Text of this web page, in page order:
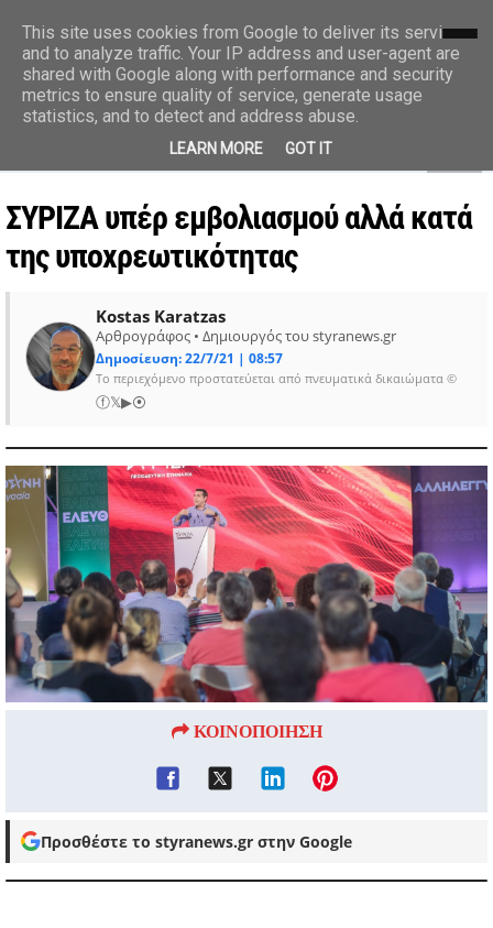
styranews.gr
Ειδήσεις-Γεγονότα-Επικαιρότητα
ΣΥΡΙΖΑ υπέρ εμβολιασμού αλλά κατά
της υποχρεωτικότητας
Kostas Karatzas
Αρθρογράφος • Δημιουργός του styranews.gr
Δημοσίευση: 22/7/21 | 08:57
Το περιεχόμενο προστατεύεται από πνευματικά δικαιώματα ©
ⓕ𝕏▶⦿
ΚΟΙΝΟΠΟΙΗΣΗ
Προσθέστε το styranews.gr στην Google
This site uses cookies from Google to deliver its services
and to analyze traffic. Your IP address and user-agent are
shared with Google along with performance and security
metrics to ensure quality of service, generate usage
statistics, and to detect and address abuse.
LEARN MORE GOT IT